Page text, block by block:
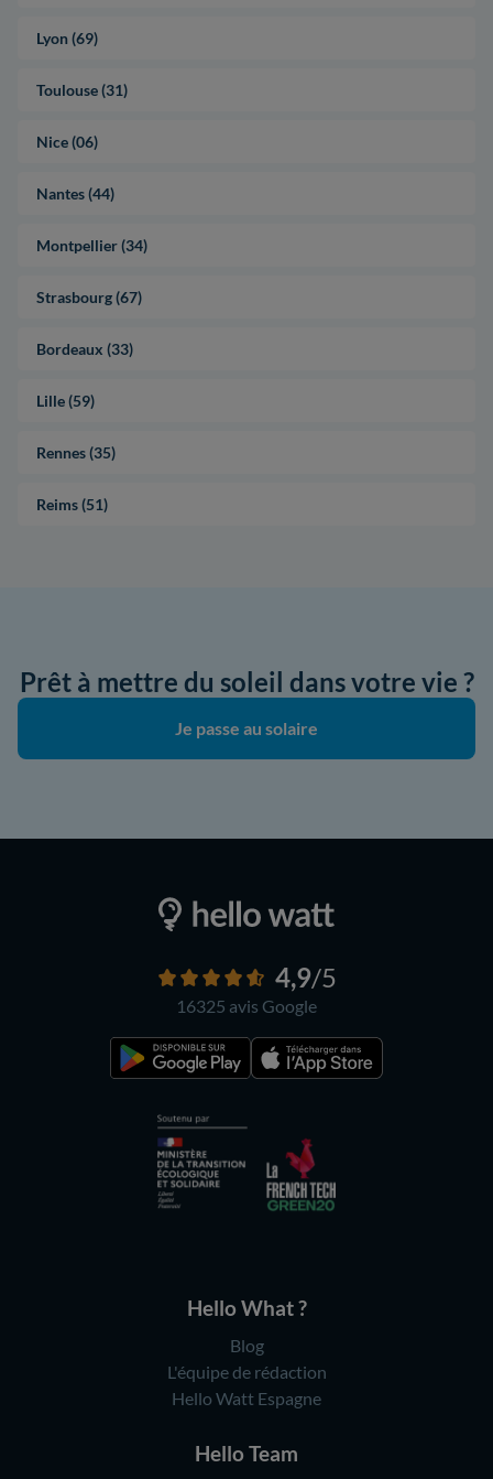
Lyon (69)
Toulouse (31)
Nice (06)
Nantes (44)
Montpellier (34)
Strasbourg (67)
Bordeaux (33)
Lille (59)
Rennes (35)
Reims (51)
Prêt à mettre du soleil dans votre vie ?
Je passe au solaire
4,9/5
16325 avis Google
Hello What ?
Blog
L'équipe de rédaction
Hello Watt Espagne
Hello Team